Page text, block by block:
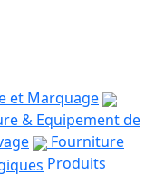
et Marquage
& Equipement de
Fourniture
Produits